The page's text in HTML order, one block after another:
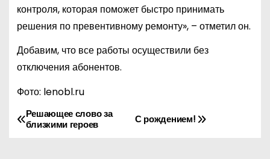
контроля, которая поможет быстро принимать
решения по превентивному ремонту», – отметил он.
Добавим, что все работы осуществили без
отключения абонентов.
Фото: lenobl.ru
Н
С рождением!
Решающее слово за
близкими героев